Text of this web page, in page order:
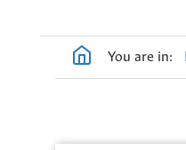
You are in: